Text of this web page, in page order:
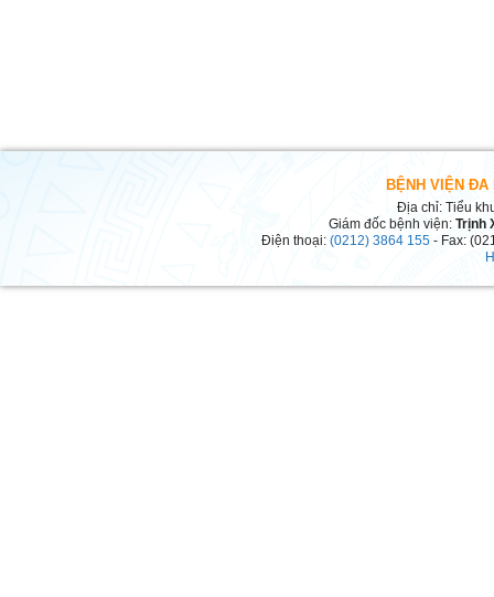
BỆNH VIỆN ĐA
Địa chỉ: Tiểu
Giám đốc bệnh viện: Trịnh
Điện thoại: (0212) 3864 155- Fax: